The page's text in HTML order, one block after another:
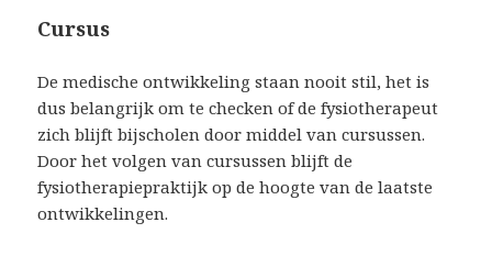
Cursus
De medische ontwikkeling staan nooit stil, het is
dus belangrijk om te checken of de fysiotherapeut
zich blijft bijscholen door middel van cursussen.
Door het volgen van cursussen blijft de
fysiotherapiepraktijk op de hoogte van de laatste
ontwikkelingen.